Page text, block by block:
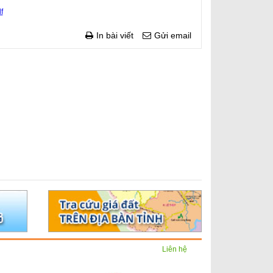
In bài viết Gửi email
Liên hệ